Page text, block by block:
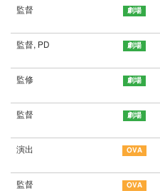
監督
監督, PD
監修
監督
演出
監督